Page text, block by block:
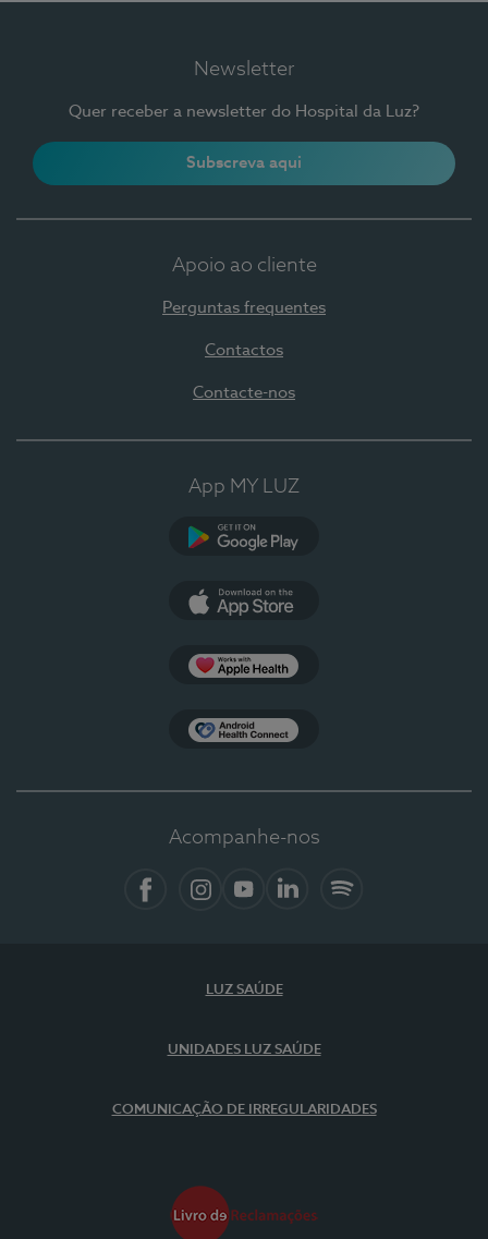
Newsletter
Quer receber a newsletter do Hospital da Luz?
Subscreva aqui
Apoio ao cliente
Perguntas frequentes
Contactos
Contacte-nos
App MY LUZ
Acompanhe-nos
LUZ SAÚDE
UNIDADES LUZ SAÚDE
COMUNICAÇÃO DE IRREGULARIDADES